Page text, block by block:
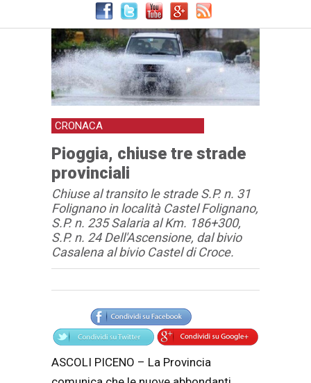
CRONACA
Pioggia, chiuse tre strade
provinciali
Chiuse al transito le strade S.P. n. 31
Folignano in località Castel Folignano,
S.P. n. 235 Salaria al Km. 186+300,
S.P. n. 24 Dell'Ascensione, dal bivio
Casalena al bivio Castel di Croce.
Articolo
Testo articolo principale
ASCOLI PICENO – La Provincia